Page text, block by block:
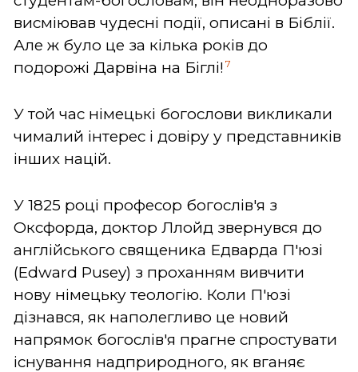
висміював чудесні події, описані в Біблії.
Але ж було це за кілька років до
подорожі Дарвіна на Біглі! 7
У той час німецькі богослови викликали
чималий інтерес і довіру у представників
інших націй.
У 1825 році професор богослів'я з
Оксфорда, доктор Ллойд звернувся до
англійського священика Едварда П'юзі
(Edward Pusey) з проханням вивчити
нову німецьку теологію. Коли П'юзі
дізнався, як наполегливо це новий
напрямок богослів'я прагне спростувати
існування надприродного, як вганяє